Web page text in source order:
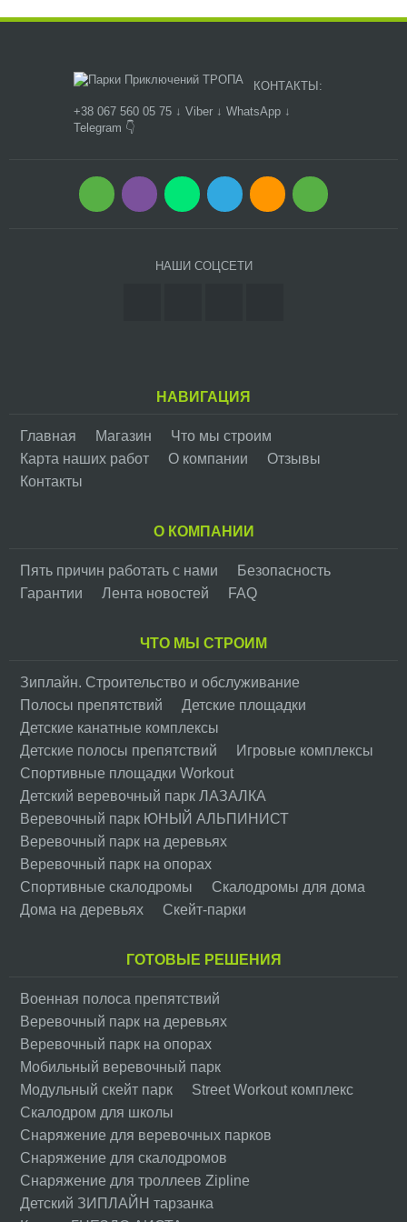
КОНТАКТЫ:
+38 067 560 05 75 ↓ Viber ↓ WhatsApp ↓
Telegram 👇
НАШИ СОЦСЕТИ
НАВИГАЦИЯ
Главная Магазин
Что мы строим
Карта наших работ
О компании
Отзывы
Контакты
О КОМПАНИИ
Пять причин работать с нами
Безопасность
Гарантии
Лента новостей FAQ
ЧТО МЫ СТРОИМ
Зиплайн. Cтроительство и обслуживание
Полосы препятствий
Детские площадки
Детские канатные комплексы
Детские полосы препятствий
Игровые комплексы
Спортивные площадки Workout
Детский веревочный парк ЛАЗАЛКА
Веревочный парк ЮНЫЙ АЛЬПИНИСТ
Веревочный парк на деревьях
Веревочный парк на опорах
Спортивные скалодромы
Скалодромы для дома
Дома на деревьях
Скейт-парки
ГОТОВЫЕ РЕШЕНИЯ
Военная полоса препятствий
Веревочный парк на деревьях
Веревочный парк на опорах
Мобильный веревочный парк
Модульный скейт парк
Street Workout комплекс
Скалодром для школы
Снаряжение для веревочных парков
Снаряжение для скалодромов
Снаряжение для троллеев Zipline
Детский ЗИПЛАЙН тарзанка